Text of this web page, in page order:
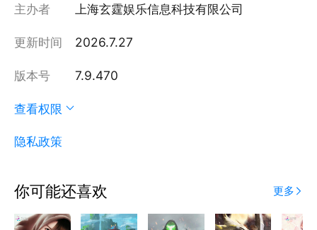
主办者 上海玄霆娱乐信息科技有限公司
更新时间 2026.7.27
版本号 7.9.470
查看权限
隐私政策
你可能还喜欢 更多